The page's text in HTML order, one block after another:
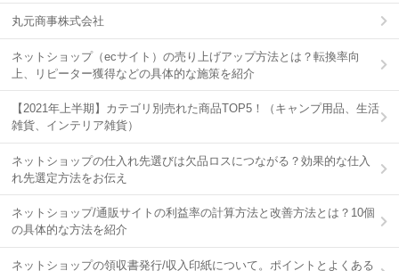
丸元商事株式会社
ネットショップ（ecサイト）の売り上げアップ方法とは？転換率向
上、リピーター獲得などの具体的な施策を紹介
【2021年上半期】カテゴリ別売れた商品TOP5！（キャンプ用品、生活
雑貨、インテリア雑貨）
ネットショップの仕入れ先選びは欠品ロスにつながる？効果的な仕入
れ先選定方法をお伝え
ネットショップ/通販サイトの利益率の計算方法と改善方法とは？10個
の具体的な方法を紹介
ネットショップの領収書発行/収入印紙について。ポイントとよくある